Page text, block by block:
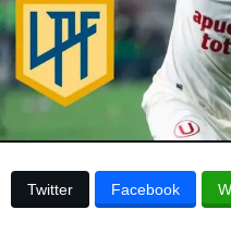
a
p
u
b
l
i
Twitter Facebook